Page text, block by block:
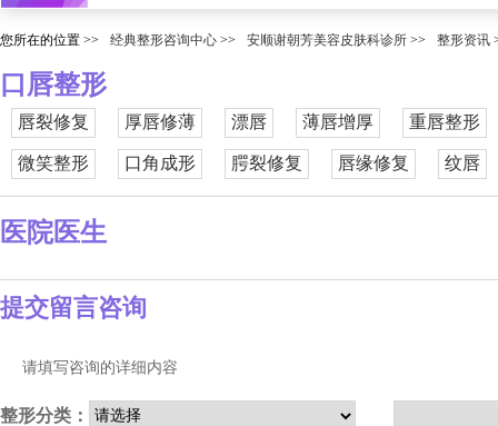
您所在的位置 >> 经典整形咨询中心 >> 安顺谢朝芳美容皮肤科诊所 >> 整形资讯
口唇整形
唇裂修复 厚唇修薄 漂唇 薄唇增厚 重唇整形
微笑整形 口角成形 腭裂修复 唇缘修复 纹唇
医院医生
提交留言咨询
请填写咨询的详细内容
整形分类：